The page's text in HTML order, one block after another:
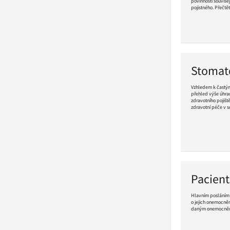
pojistného.
Vzhledem k
přehled výše
zdravotního
zdravotní péče v
Hlavním
o jejich
daným